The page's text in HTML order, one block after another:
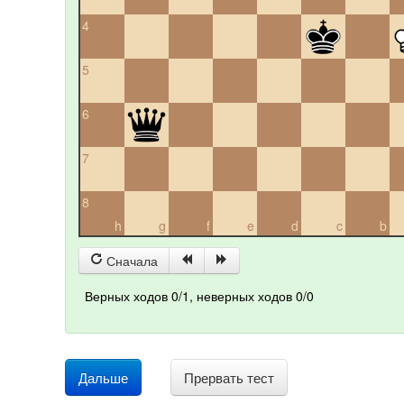
4
5
6
7
h
8
g
f e d c
b
Сначала
Верных ходов 0/1, неверных ходов 0/0
Дальше Прервать тест